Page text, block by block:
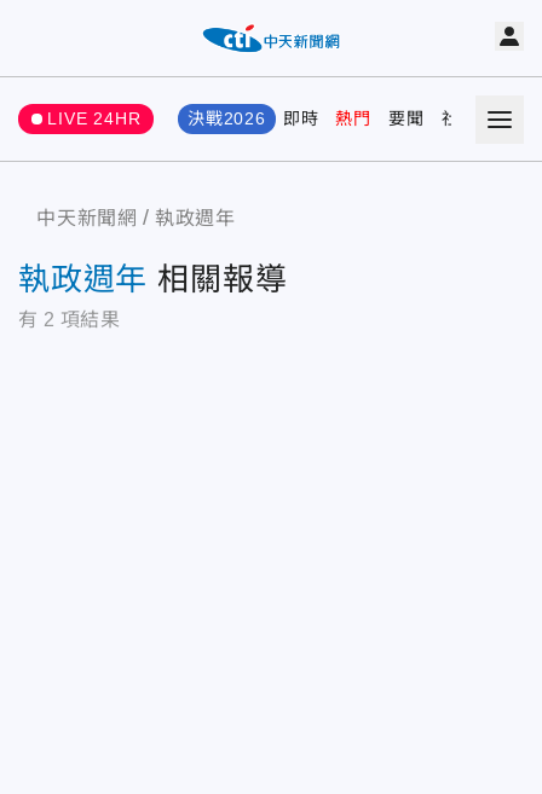
LIVE 24HR 決戰2026 即時 熱門 要聞 社會 娛樂
中天新聞網 執政週年
執政週年 相關報導
有 2 項結果